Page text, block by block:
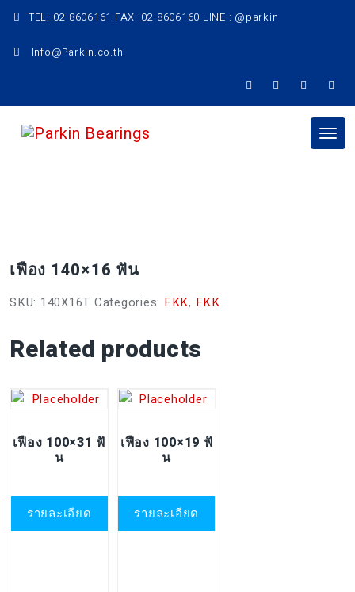
Skip
content
TEL: 02-8606161 FAX: 02-8606160 LINE : @parkin
Info@Parkin.co.th
เฟือง 140×16 ฟัน
SKU: 140X16T Categories: FKK, FKK
Related products
เฟือง 100×31 ฟั
น
รายละเอียด
เฟือง 100×19 ฟั
น
รายละเอียด